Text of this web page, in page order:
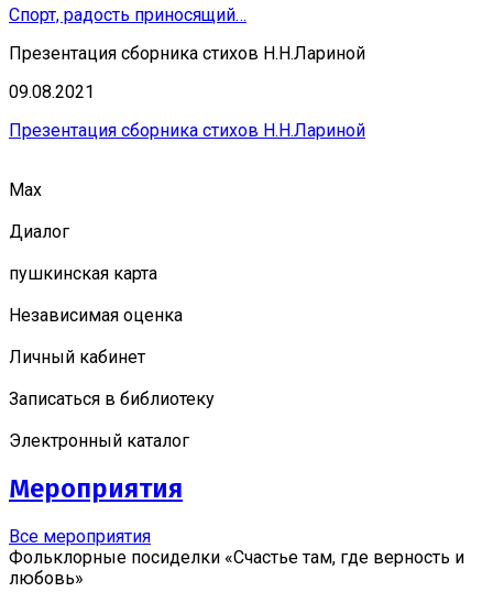
Спорт, радость приносящий…
Презентация сборника стихов Н.Н.Лариной
09.08.2021
Презентация сборника стихов Н.Н.Лариной
Мах
Диалог
пушкинская карта
Независимая оценка
Личный кабинет
Записаться в библиотеку
Электронный каталог
Мероприятия
Все мероприятия
Фольклорные посиделки «Счастье там, где верность и
любовь»